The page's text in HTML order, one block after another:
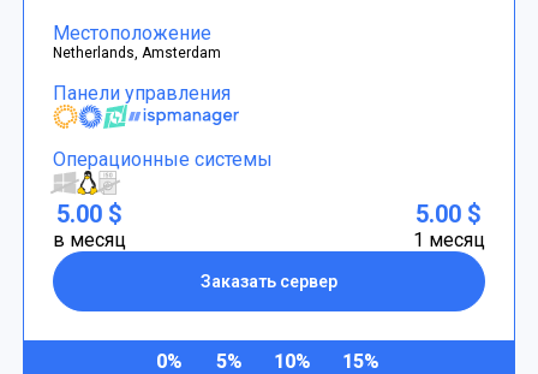
Местоположение
Netherlands, Amsterdam
Панели управления
Операционные системы
5.00 $
в месяц
Заказать сервер
5.00 $
1 месяц
0% 5% 10% 15%